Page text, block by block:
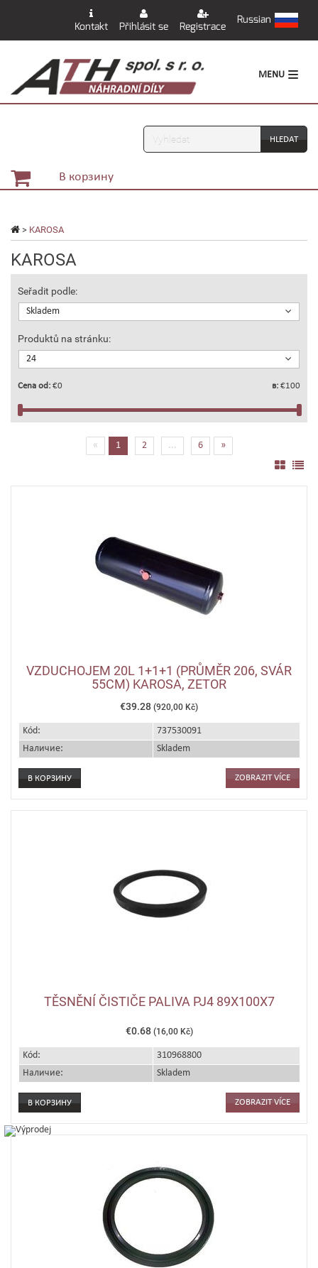
Kontakt Přihlásit se Registrace
Russian
MENU
Vyhledávání
В корзину
> KAROSA
KAROSA
Seřadit podle:
Skladem
Produktů na stránku:
24
Cena od: €0 в: €100
« 1(current)
2 ... 6 »
VZDUCHOJEM 20L 1+1+1 (PRŮMĚR 206, SVÁR
55CM) KAROSA, ZETOR
€39.28 (920,00 Kč)
Kód:
737530091
Наличие:
Skladem
ZOBRAZIT VÍCE
TĚSNĚNÍ ČISTIČE PALIVA PJ4 89X100X7
€0.68 (16,00 Kč)
Kód:
310968800
Наличие:
Skladem
ZOBRAZIT VÍCE